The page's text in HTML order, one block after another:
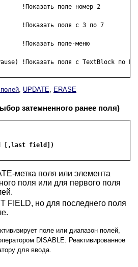
!Показать поле номер 2
!Показать поля с 3 по 7
!Показать поле-меню
!Показать поля с TextBlock по
, UPDATE, ERASE
затемненного ранее поля)
[,last field])
метка поля или элемента
поля или для первого поля
FIELD, но для последнего поля
поле или диапазон полей,
DISABLE. Реактивированное
для ввода.